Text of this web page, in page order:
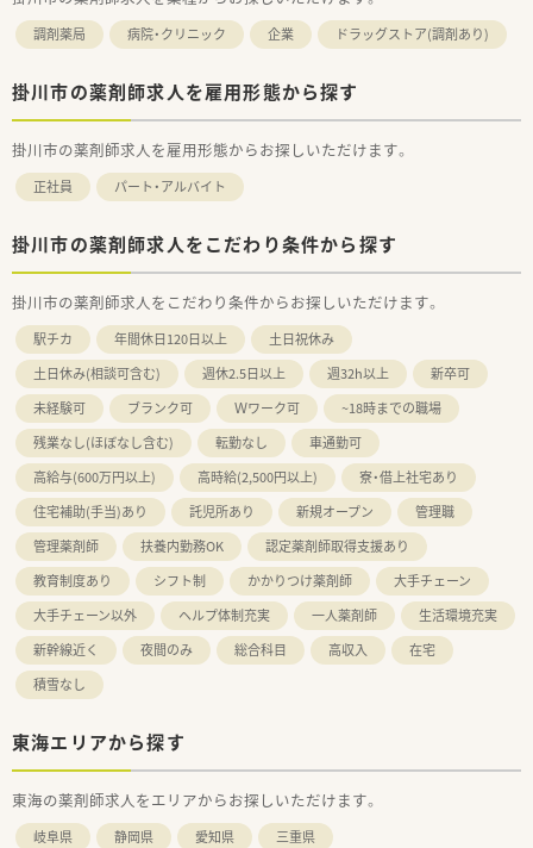
調剤薬局 病院・クリニック 企業 ドラッグストア(調剤あり)
掛川市の薬剤師求人を雇用形態から探す
掛川市の薬剤師求人を雇用形態からお探しいただけます。
正社員 パート・アルバイト
掛川市の薬剤師求人をこだわり条件から探す
掛川市の薬剤師求人をこだわり条件からお探しいただけます。
駅チカ 年間休日120日以上
土日祝休み
土日休み(相談可含む)
週休2.5日以上 週32h以上
新卒可
未経験可
ブランク可 Ｗワーク可
~18時までの職場
残業なし(ほぼなし含む)
転勤なし
車通勤可
高給与(600万円以上)
高時給(2,500円以上)
寮・借上社宅あり
住宅補助(手当)あり
託児所あり 新規オープン
管理職
管理薬剤師
扶養内勤務OK
認定薬剤師取得支援あり
教育制度あり
シフト制 かかりつけ薬剤師
大手チェーン
大手チェーン以外
ヘルプ体制充実 一人薬剤師
生活環境充実
新幹線近く
夜間のみ 総合科目 高収入
在宅
積雪なし
東海エリアから探す
東海の薬剤師求人をエリアからお探しいただけます。
岐阜県 静岡県 愛知県 三重県